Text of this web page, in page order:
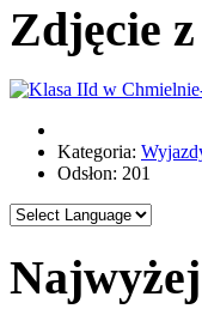
Zdjęcie
Kategoria:
Odsłon: 201